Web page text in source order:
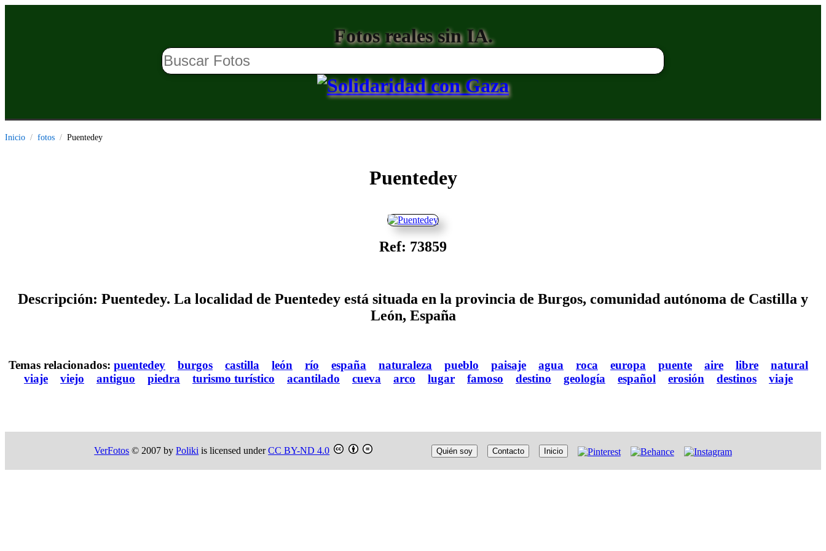
Fotos reales sin IA.
Inicio fotos Puentedey
Puentedey
Ref: 73859
Descripción: Puentedey. La localidad de Puentedey está situada en la provincia de Burgos, comunidad autónoma de Castilla y
León, España
Temas relacionados: puentedey burgos castilla león río españa naturaleza pueblo paisaje agua roca europa puente aire libre
natural
viaje
viejo antiguo piedra turismo turístico acantilado cueva arco lugar famoso destino geología español erosión destinos viaje
VerFotos © 2007 byPoliki is licensed underCC BY-ND 4.0 Quién soy Contacto Inicio